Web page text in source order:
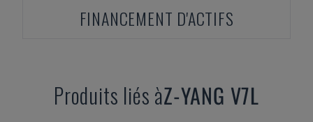
FINANCEMENT D'ACTIFS
Produits liés àZ-YANG V7L